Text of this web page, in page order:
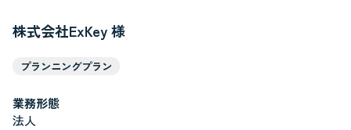
株式会社ExKey 様
業務形態
法人